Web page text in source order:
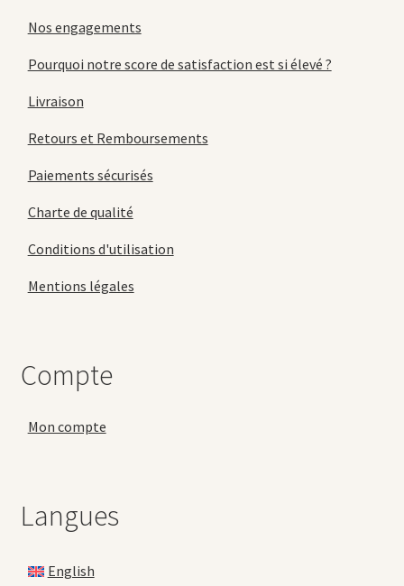
Nos engagements
Pourquoi notre score de satisfaction est si élevé ?
Livraison
Retours et Remboursements
Paiements sécurisés
Charte de qualité
Conditions d'utilisation
Mentions légales
Compte
Mon compte
Langues
English